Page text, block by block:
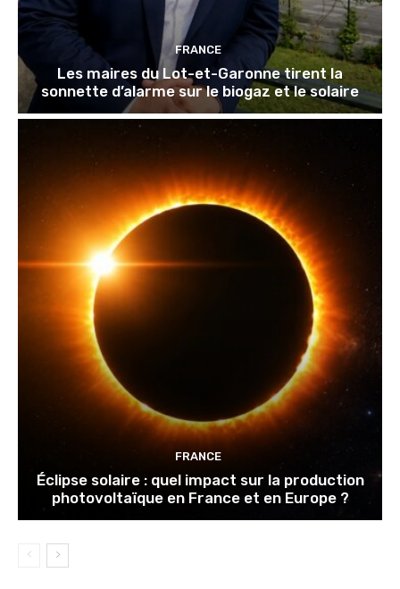
FRANCE
Les maires du Lot-et-Garonne tirent la
sonnette d’alarme sur le biogaz et le solaire
FRANCE
Éclipse solaire : quel impact sur la production
photovoltaïque en France et en Europe ?